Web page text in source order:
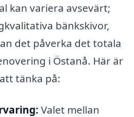
kan variera avsevärt;
bänkskivor,
det påverka det totala
i Östanå. Här är
tänka på:
Valet mellan